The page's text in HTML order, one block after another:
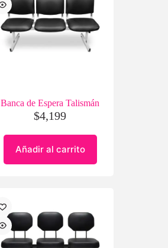
Banca de Espera Talismán
$4,199
Añadir al carrito